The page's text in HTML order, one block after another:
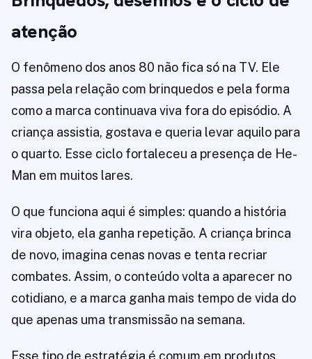
atenção
O fenômeno dos anos 80 não fica só na TV. Ele
passa pela relação com brinquedos e pela forma
como a marca continuava viva fora do episódio. A
criança assistia, gostava e queria levar aquilo para
o quarto. Esse ciclo fortaleceu a presença de He-
Man em muitos lares.
O que funciona aqui é simples: quando a história
vira objeto, ela ganha repetição. A criança brinca
de novo, imagina cenas novas e tenta recriar
combates. Assim, o conteúdo volta a aparecer no
cotidiano, e a marca ganha mais tempo de vida do
que apenas uma transmissão na semana.
Esse tipo de estratégia é comum em produtos